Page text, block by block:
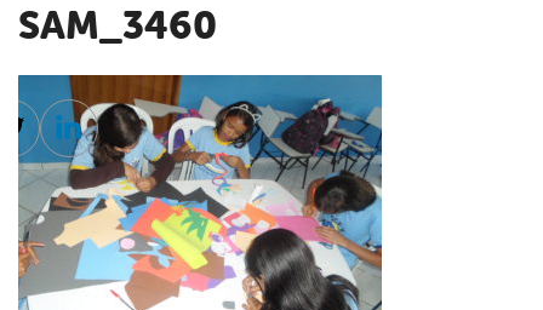
SAM_3460
Twitter
Linkedin